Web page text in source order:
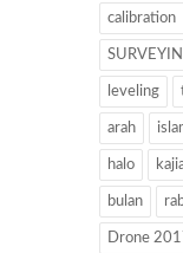
calibration
leveling
arah
halo
bulan
Drone